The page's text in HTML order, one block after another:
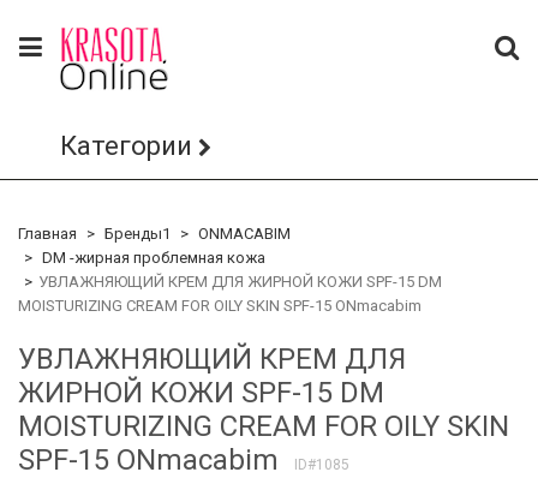
Категории
Главная Бренды1
ONMACABIM
DM -жирная проблемная кожа
УВЛАЖНЯЮЩИЙ КРЕМ ДЛЯ ЖИРНОЙ КОЖИ SPF-15 DM
MOISTURIZING CREAM FOR OILY SKIN SPF-15 ONmacabim
УВЛАЖНЯЮЩИЙ КРЕМ ДЛЯ
ЖИРНОЙ КОЖИ SPF-15 DM
MOISTURIZING CREAM FOR OILY SKIN
SPF-15 ONmacabim
ID#1085